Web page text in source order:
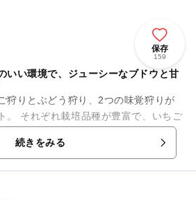
保存
159
いい環境で、ジューシーなブドウと甘
狩りとぶどう狩り、2つの味覚狩りが
いちご
ぼし」、「紅ほっぺ」、「かおり
...続きをみる